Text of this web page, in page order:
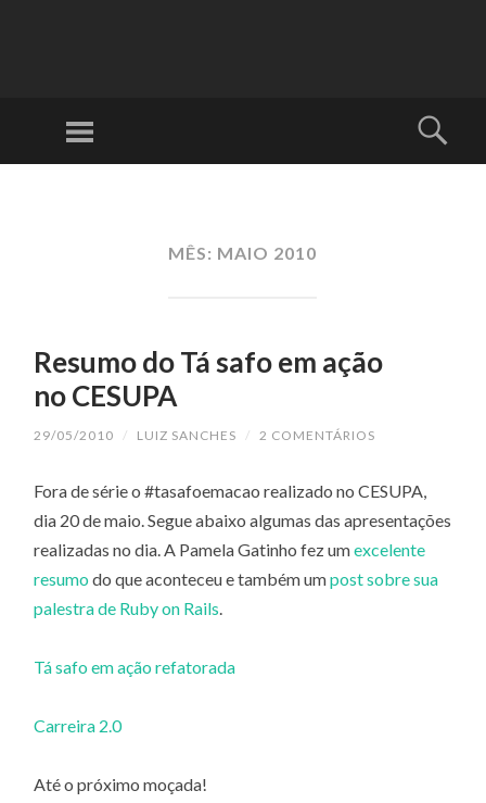
SA
Tecnologias
Fácíl e
MÊS: MAIO 2010
Resumo do Tá safo em ação
no CESUPA
29/05/2010 / LUIZ SANCHES / 2 COMENTÁRIOS
Fora de série o #tasafoemacao realizado no CESUPA,
dia 20 de maio. Segue abaixo algumas das apresentações
realizadas no dia. A Pamela Gatinho fez umexcelente
resumo do que aconteceu e também umpost sobre sua
palestra de Ruby on Rails
Tá safo em ação refatorada
Carreira 2.0
Até o próximo moçada!